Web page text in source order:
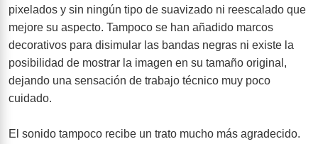
pixelados y sin ningún tipo de suavizado ni reescalado que
mejore su aspecto. Tampoco se han añadido marcos
decorativos para disimular las bandas negras ni existe la
posibilidad de mostrar la imagen en su tamaño original,
dejando una sensación de trabajo técnico muy poco
cuidado.
El sonido tampoco recibe un trato mucho más agradecido.